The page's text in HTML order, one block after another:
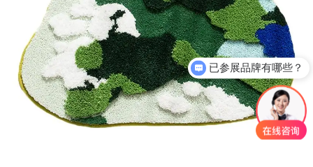
已参展品牌有哪些？